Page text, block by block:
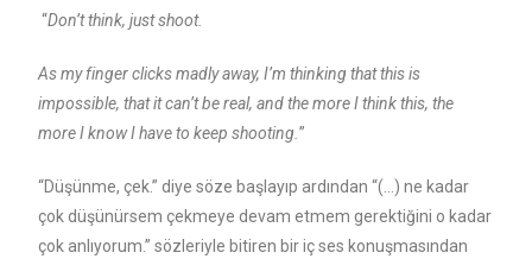
“Don’t think, just shoot.
As my finger clicks madly away, I’m thinking that this is
impossible, that it can’t be real, and the more I think this, the
more I know I have to keep shooting.”
“Düşünme, çek.” diye söze başlayıp ardından “(…) ne kadar
çok düşünürsem çekmeye devam etmem gerektiğini o kadar
çok anlıyorum.” sözleriyle bitiren bir iç ses konuşmasından